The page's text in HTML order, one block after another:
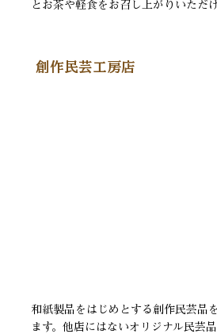
とお茶や軽食をお召し上がりいただ
創作民芸工房店
和紙製品をはじめとする創作民芸品
ます。他店にはないオリジナル民芸